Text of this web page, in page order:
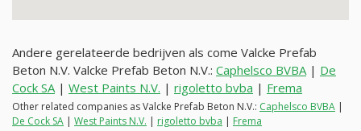
Andere gerelateerde bedrijven als come Valcke Prefab
Beton N.V. Valcke Prefab Beton N.V.: Caphelsco BVBA| De
Cock SA| West Paints N.V. | rigoletto bvba | Frema
Other related companies as Valcke Prefab Beton N.V.: Caphelsco BVBA |
De Cock SA | West Paints N.V. | rigoletto bvba | Frema